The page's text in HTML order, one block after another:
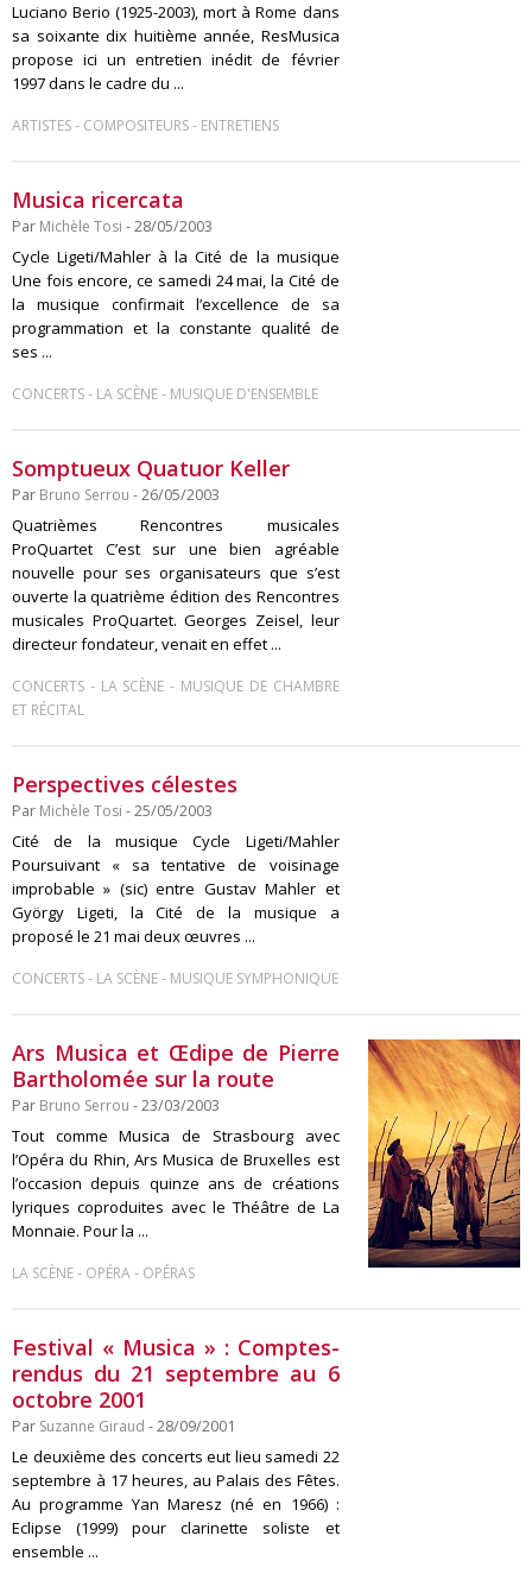
Luciano Berio (1925-2003), mort à Rome dans
sa soixante dix huitième année, ResMusica
propose ici un entretien inédit de février
1997 dans le cadre du ...
ARTISTES- COMPOSITEURS- ENTRETIENS
Musica ricercata
Par Michèle Tosi - 28/05/2003
Cycle Ligeti/Mahler à la Cité de la musique
Une fois encore, ce samedi 24 mai, la Cité de
la musique confirmait l’excellence de sa
programmation et la constante qualité de
ses ...
CONCERTS- LA SCÈNE- MUSIQUE D'ENSEMBLE
Somptueux Quatuor Keller
Par Bruno Serrou - 26/05/2003
Quatrièmes Rencontres musicales
ProQuartet C’est sur une bien agréable
nouvelle pour ses organisateurs que s’est
ouverte la quatrième édition des Rencontres
musicales ProQuartet. Georges Zeisel, leur
directeur fondateur, venait en effet ...
CONCERTS - LA SCÈNE - MUSIQUE DE CHAMBRE
ET RÉCITAL
Perspectives célestes
Par Michèle Tosi - 25/05/2003
Cité de la musique Cycle Ligeti/Mahler
Poursuivant « sa tentative de voisinage
improbable » (sic) entre Gustav Mahler et
György Ligeti, la Cité de la musique a
proposé le 21 mai deux œuvres ...
CONCERTS- LA SCÈNE- MUSIQUE SYMPHONIQUE
Ars Musica et Œdipe de Pierre
Bartholomée sur la route
Par Bruno Serrou - 23/03/2003
Tout comme Musica de Strasbourg avec
l’Opéra du Rhin, Ars Musica de Bruxelles est
l’occasion depuis quinze ans de créations
lyriques coproduites avec le Théâtre de La
Monnaie. Pour la ...
LA SCÈNE- OPÉRA- OPÉRAS
Festival « Musica » : Comptes-
rendus du 21 septembre au 6
octobre 2001
Par Suzanne Giraud - 28/09/2001
Le deuxième des concerts eut lieu samedi 22
septembre à 17 heures, au Palais des Fêtes.
Au programme Yan Maresz (né en 1966) :
Eclipse (1999) pour clarinette soliste et
ensemble ...